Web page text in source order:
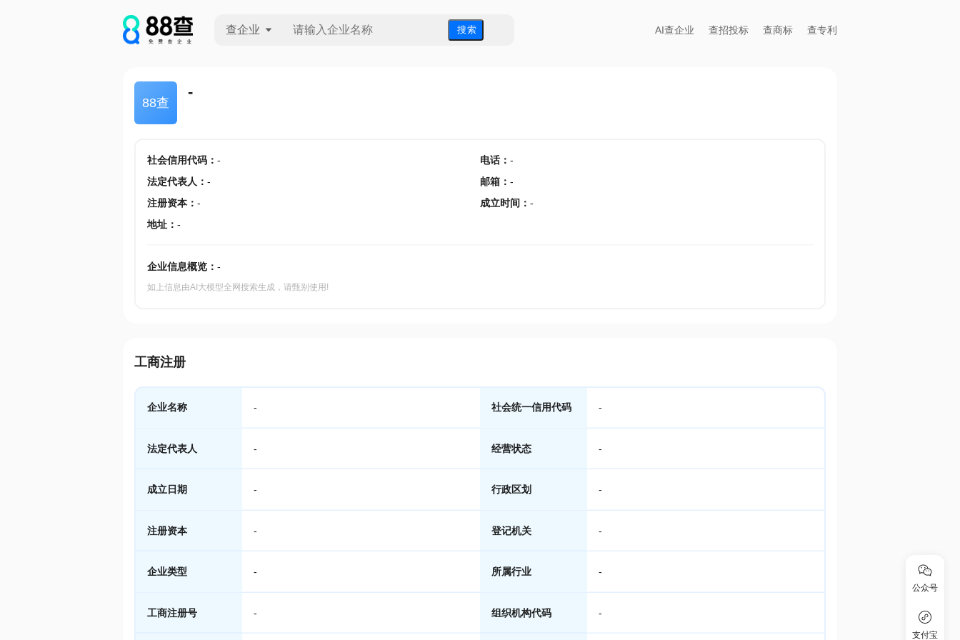
查企业 搜 索 AI查企业 查招投标 查商标 查专利
88查
-
社会信用代码： - 电话： -
法定代表人 ： - 邮箱 ： -
注册资本： - 成立时间 ： -
地址： -
企业信息概览： -
如上信息由AI大模型全网搜索生成，请甄别使用!
工商注册
企业名称 - 社会统一信用代码 -
法定代表人 - 经营状态 -
成立日期 - 行政区划 -
注册资本 - 登记机关 -
企业类型 - 所属行业 -
工商注册号 - 组织机构代码 -
公众号
支付宝